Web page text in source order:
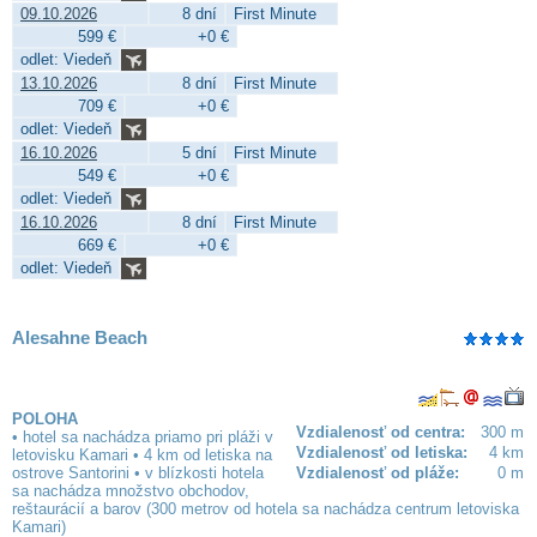
09.10.2026
8 dní
First Minute
599 €
+0 €
odlet: Viedeň
13.10.2026
8 dní
First Minute
709 €
+0 €
odlet: Viedeň
16.10.2026
5 dní
First Minute
549 €
+0 €
odlet: Viedeň
16.10.2026
8 dní
First Minute
669 €
+0 €
odlet: Viedeň
Alesahne Beach
Vzdialenosť od centra:
300 m
Vzdialenosť od letiska:
4 km
Vzdialenosť od pláže:
0 m
POLOHA
• hotel sa nachádza priamo pri pláži v
letovisku Kamari • 4 km od letiska na
ostrove Santorini • v blízkosti hotela
sa nachádza množstvo obchodov,
reštaurácií a barov (300 metrov od hotela sa nachádza centrum letoviska
Kamari)